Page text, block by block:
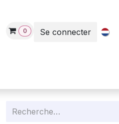
0 Se connecter